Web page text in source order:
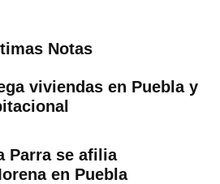
Notas
viviendas en Puebla y
Parra se afilia
en Puebla